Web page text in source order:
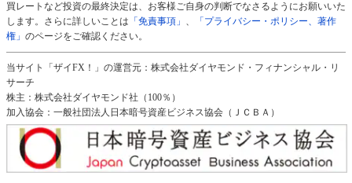
買レートなど投資の最終決定は、お客様ご自身の判断でなさるようにお願いいた
します。さらに詳しいことは 「免責事項」 、
「プライバシー・ポリシー、著作
権」 のページをご確認ください。
当サイト「ザイFX！」の運営元：株式会社ダイヤモンド・フィナンシャル・リ
サーチ
株主：株式会社ダイヤモンド社（100％）
加入協会：一般社団法人日本暗号資産ビジネス協会（ＪＣＢＡ）